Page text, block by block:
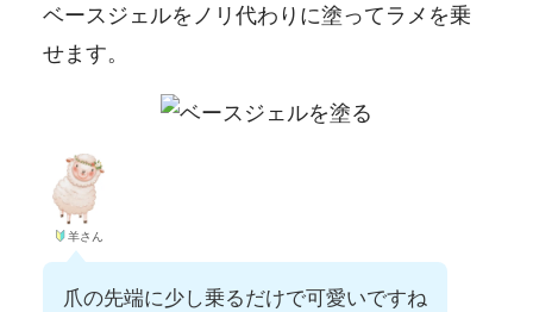
ベースジェルをノリ代わりに塗ってラメを乗
せます。
羊さん
爪の先端に少し乗るだけで可愛いですね